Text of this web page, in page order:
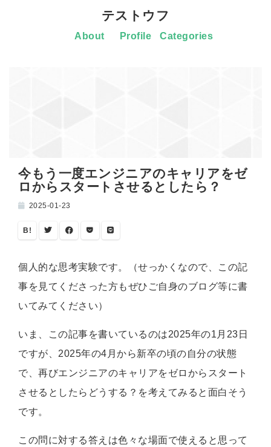
テストウフ
About Profile Categories
今もう一度エンジニアのキャリアをゼ
ロからスタートさせるとしたら？
2025-01-23
B!
個人的な思考実験です。（せっかくなので、この記
事を見てくださった方もぜひご自身のブログ等に書
いてみてください）
いま、この記事を書いているのは2025年の1月23日
ですが、2025年の4月から新卒の頃の自分の状態
で、再びエンジニアのキャリアをゼロからスタート
させるとしたらどうする？を考えてみると面白そう
です。
この問に対する答えは色々な場面で使えると思って